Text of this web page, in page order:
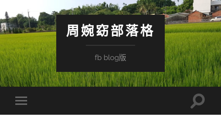
周婉窈部落格
fb blog版
Toggle
mobile
Toggle